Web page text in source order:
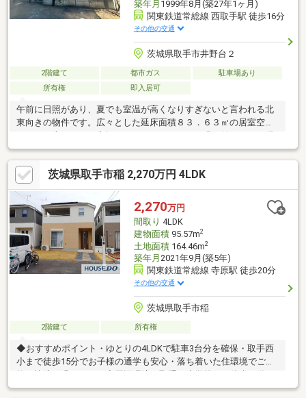
築年月 1999年8月(築27年1ヶ月)
関東鉄道常総線 西取手駅 徒歩16分
その他の交通
茨城県取手市井野台２
2階建て 都市ガス
駐車場あり
所有権
即入居可
午前に日照があり、夏でも室温が高くなりすぎないと言われる北
東向きの物件です。広々とした延床面積８３．６３㎡の居室空間
で、その上ごろんと寝転べりたくなるのどかな縁側付なので、昭
和の懐かしい風情を感じられます。心にゆとりを与える庭付で
す。家族が帰宅を焦がれる３ＤＫ。ご案内いたしますのでお気軽
にご連絡ください。
茨城県取手市稲 2,270万円 4LDK
2,270万円
間取り 4LDK
建物面積95.57m2
土地面積164.46m2
築年月 2021年9月(築5年)
関東鉄道常総線 寺原駅 徒歩20分
その他の交通
茨城県取手市稲
2階建て 所有権
◆おすすめポイント・ゆとりの4LDKで駐車3台分を確保・取手西
小まで徒歩15分でお子様の通学も安心・落ち着いた住環境でご家
取手第二中学校まで徒歩14分・スーパーまで徒歩17分・寺原駅ま